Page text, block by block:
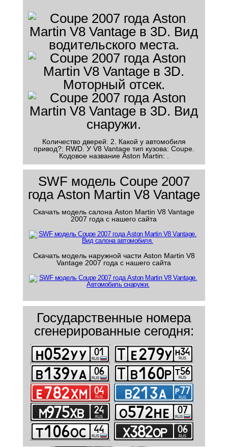
Количество дверей: 2. Какой у автомобиля
привод?: RWD. У V8 Vantage тип кузова: Coupe.
Кодовое название Aston Martin: .
SWF модель Coupe 2007
года Aston Martin V8 Vantage
Скачать модель салона Aston Martin V8 Vantage
2007 года с нашего сайта
Скачать модель наружной части Aston Martin V8
Vantage 2007 года с нашего сайта
Государственные номера
сгенерированные сегодня: